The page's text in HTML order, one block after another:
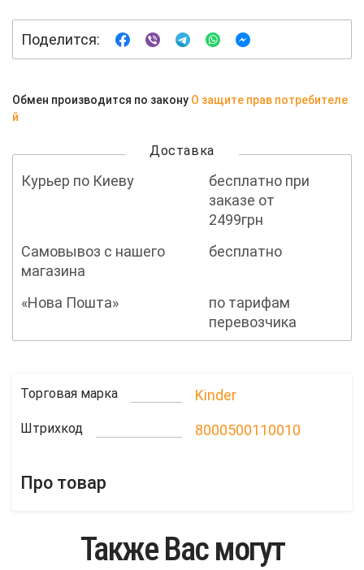
Поделится:
Обмен производится по закону О защите прав потребителе
й
Доставка
Курьер по Киеву
бесплатно при
заказе от
2499грн
Самовывоз с нашего
магазина
бесплатно
«Нова Пошта»
по тарифам
перевозчика
Торговая марка Kinder
Штрихкод 8000500110010
Про товар
Также Вас могут